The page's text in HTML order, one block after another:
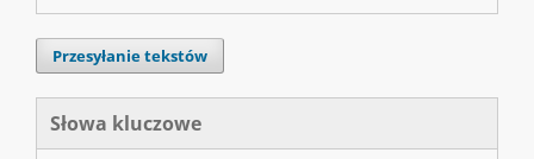
Przesyłanie tekstów
Słowa kluczowe